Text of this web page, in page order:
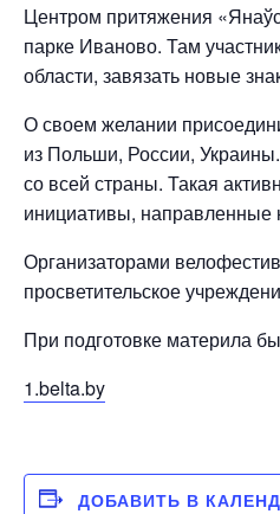
Центром притяжения
парке Иваново. Там
области, завязать новые
О своем желании
из Польши, России,
со всей страны. Такая
инициативы, направленные
Организаторами
просветительское
При подготовке материла
1.belta.by
ДОБАВИТЬ В